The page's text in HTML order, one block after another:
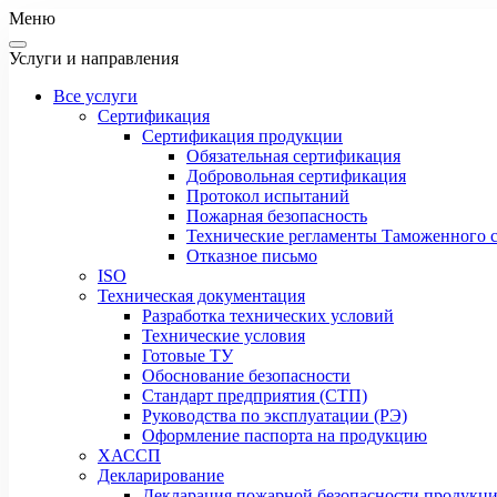
Меню
Услуги и направления
Все услуги
Сертификация
Сертификация продукции
Обязательная сертификация
Добровольная сертификация
Протокол испытаний
Пожарная безопасность
Технические регламенты Таможенного
Отказное письмо
ISO
Техническая документация
Разработка технических условий
Технические условия
Готовые ТУ
Обоснование безопасности
Стандарт предприятия (СТП)
Руководства по эксплуатации (РЭ)
Оформление паспорта на продукцию
ХАССП
Декларирование